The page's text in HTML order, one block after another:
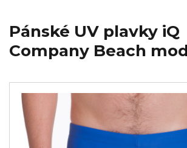
Pánské UV plavky iQ
Company Beach